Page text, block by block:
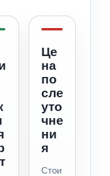
Це
на
по
сле
уто
чне
ни
я
Стои